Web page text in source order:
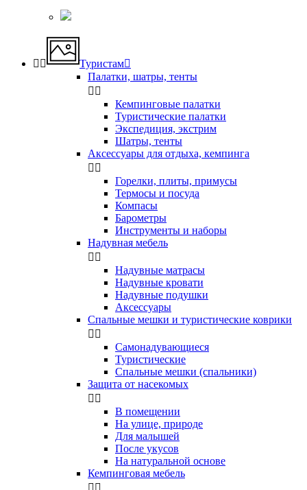
  Туристам
Палатки, шатры, тенты
 
Кемпинговые палатки
Туристические палатки
Экспедиция, экстрим
Шатры, тенты
Аксессуары для отдыха, кемпинга
 
Горелки, плиты, примусы
Термосы и посуда
Компасы
Бapoмeтpы
Инструменты и наборы
Надувная мебель
 
Надувные матрасы
Надувные кровати
Надувные подушки
Аксессуары
Спальные мешки и туристические коврики
 
Самонадувающиеся
Туристические
Спальные мешки (спальники)
Защита от насекомых
 
В помещении
На улице, природе
Для малышей
После укусов
На натуральной основе
Кемпинговая мебель
 